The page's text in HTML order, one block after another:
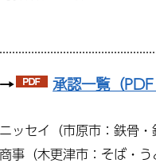
→ 承認一覧（
ッセイ（市原市：鉄骨・
事（木更津市：そば・う